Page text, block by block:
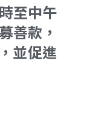
至中午
善款，
並促進